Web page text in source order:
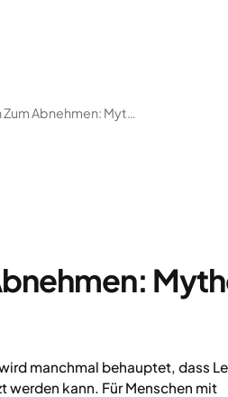
Levaxin Zum Abnehmen: Mythen Und Risiken
manchmal behauptet, dass
werden kann. Für Menschen mit